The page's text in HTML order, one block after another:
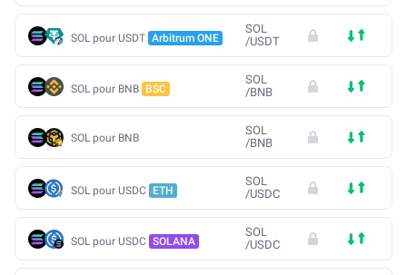
SOL pour USDT Arbitrum ONE
SOL
/USDT
SOL pour BNB BSC
SOL
/BNB
SOL pour BNB
SOL
/BNB
SOL pour USDC ETH
SOL
/USDC
SOL pour USDC SOLANA
SOL
/USDC